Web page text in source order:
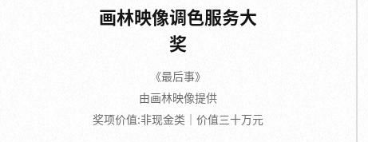
画林映像调色服务大
奖
《最后事》
由画林映像提供
奖项价值:非现金类｜价值三十万元